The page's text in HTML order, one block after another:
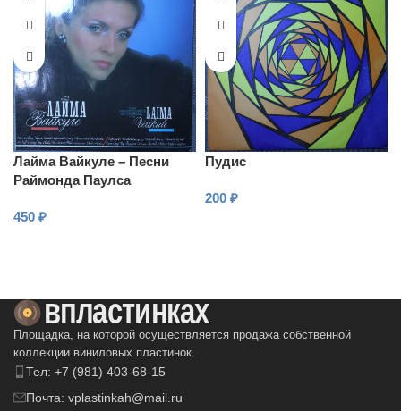
Лайма Вайкуле – Песни
Раймонда Паулса
450 ₽
Пудис
200 ₽
Площадка, на которой осуществляется продажа собственной
коллекции виниловых пластинок.
Тел: +7 (981) 403-68-15
Почта: vplastinkah@mail.ru